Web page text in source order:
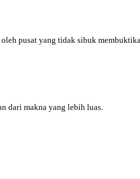
pusat yang tidak sibuk
dari makna yang lebih luas.